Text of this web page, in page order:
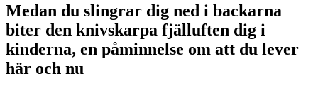
Medan du slingrar dig ned i backarna
biter den knivskarpa fjälluften dig i
kinderna, en påminnelse om att du lever
här och nu